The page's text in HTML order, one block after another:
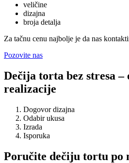
veličine
dizajna
broja detalja
Za tačnu cenu najbolje je da nas
Pozovite nas
Dečija torta bez stresa –
realizacije
Dogovor dizajna
Odabir ukusa
Izrada
Isporuka
Poručite dečiju tortu po